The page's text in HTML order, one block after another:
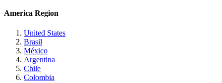
America Region
United States
Brasil
México
Argentina
Chile
Colombia